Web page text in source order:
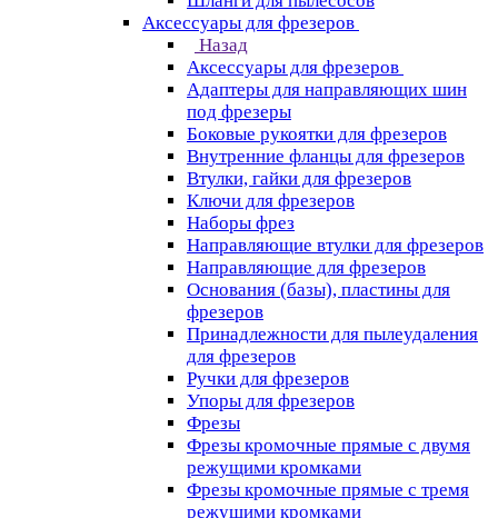
Аксессуары для фрезеров
Назад
Аксессуары для фрезеров
Адаптеры для направляющих шин
под фрезеры
Боковые рукоятки для фрезеров
Внутренние фланцы для фрезеров
Втулки, гайки для фрезеров
Ключи для фрезеров
Наборы фрез
Направляющие втулки для фрезеров
Направляющие для фрезеров
Основания (базы), пластины для
фрезеров
Принадлежности для пылеудаления
для фрезеров
Ручки для фрезеров
Упоры для фрезеров
Фрезы
Фрезы кромочные прямые с двумя
режущими кромками
Фрезы кромочные прямые с тремя
режущими кромками